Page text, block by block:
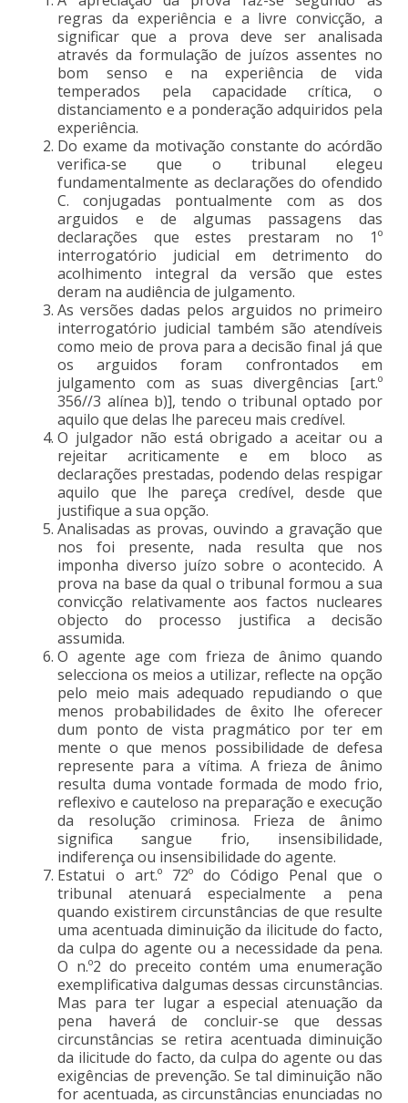
regras da experiência e a livre convicção, a
significar que a prova deve ser analisada
através da formulação de juízos assentes no
bom senso e na experiên­cia de vida
temperados pela capacidade crítica, o
distanciamento e a ponderação adquiri­dos pela
experiência.
Do exame da motivação constante do acórdão
verifica-se que o tribunal elegeu
fundamentalmente as declarações do ofendido
C. conjugadas pontualmente com as dos
arguidos e de algumas passagens das
declarações que estes prestaram no 1º
interrogatório judicial em detrimento do
acolhimento integral da versão que estes
deram na audiência de julgamento.
As versões dadas pelos arguidos no primeiro
interrogatório judicial também são atendíveis
como meio de prova para a decisão final já que
os arguidos foram confrontados em
julgamento com as suas divergências [art.º
356//3 alínea b)], tendo o tribunal optado por
aquilo que delas lhe pareceu mais credível.
O julgador não está obrigado a aceitar ou a
rejeitar acriticamente e em bloco as
declarações prestadas, podendo delas respigar
aquilo que lhe pareça credível, desde que
justifique a sua opção.
Analisadas as provas, ouvindo a gravação que
nos foi presente, nada resulta que nos
imponha diverso juízo sobre o acontecido. A
prova na base da qual o tribunal formou a sua
convicção relativamente aos factos nucleares
objecto do processo justifica a decisão
assumida.
O agente age com frieza de ânimo quando
selecciona os meios a utilizar, reflecte na opção
pelo meio mais adequado repudiando o que
menos probabilidades de êxito lhe oferecer
dum ponto de vista pragmático por ter em
mente o que menos possibilidade de defesa
represente para a vítima. A frieza de ânimo
resulta duma vontade formada de modo frio,
reflexivo e cauteloso na preparação e execução
da resolução criminosa. Frieza de ânimo
significa sangue frio, insensibilidade,
indiferença ou insensibilidade do agente.
Estatui o art.º 72º do Código Penal que o
tribunal atenuará especialmente a pena
quando existirem circunstâncias de que resulte
uma acentuada diminuição da ilicitude do facto,
da culpa do agente ou a necessidade da pena.
O n.º2 do preceito contém uma enumeração
exemplificativa dalgumas dessas circunstâncias.
Mas para ter lugar a especial atenuação da
pena haverá de concluir-se que dessas
circunstâncias se retira acentuada diminuição
da ilicitude do facto, da culpa do agente ou das
exigências de prevenção. Se tal diminuição não
for acentuada, as circunstâncias enunciadas no